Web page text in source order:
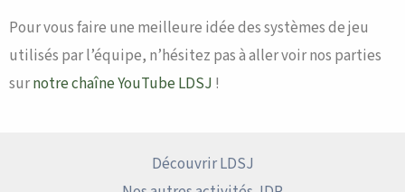
Pour vous faire une meilleure idée des systèmes de jeu
utilisés par l’équipe, n’hésitez pas à aller voir nos parties
surnotre chaîne YouTube LDSJ !
Découvrir LDSJ